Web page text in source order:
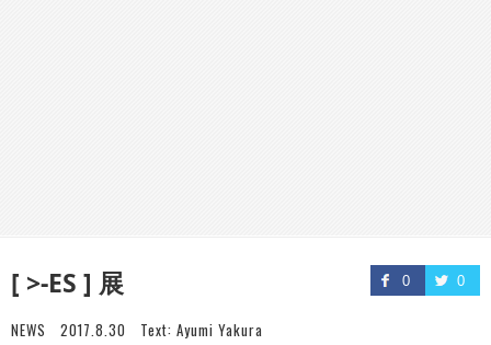
0 0
[ >-ES ] 展
NEWS 2017.8.30 Text: Ayumi Yakura